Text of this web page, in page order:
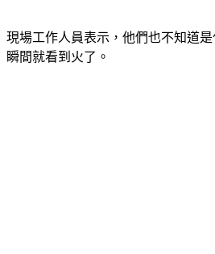
現場工作人員表示，他們也不知道
瞬間就看到火了。